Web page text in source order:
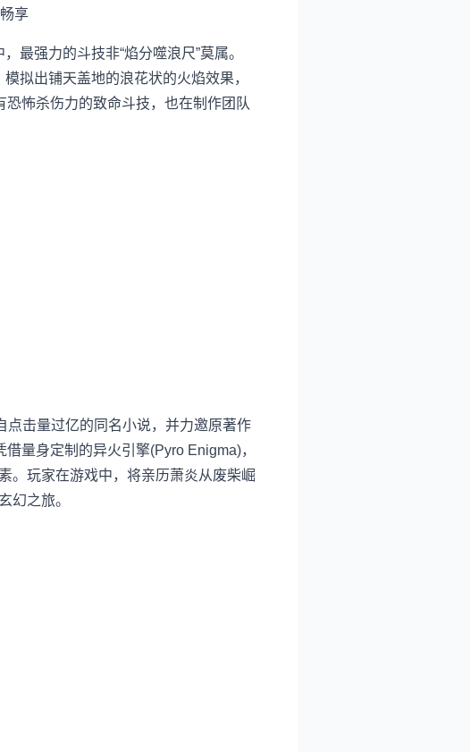
享
强力的斗技非“焰分噬浪尺”莫属。
拟出铺天盖地的浪花状的火焰效果，
恐怖杀伤力的致命斗技，也在制作团队
击量过亿的同名小说，并力邀原著作
量身定制的异火引擎(Pyro Enigma)，
。玩家在游戏中，将亲历萧炎从废柴崛
幻之旅。